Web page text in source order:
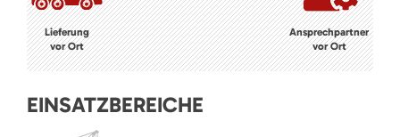
Lieferung
vor Ort
Ansprechpartner
vor Ort
EINSATZBEREICHE